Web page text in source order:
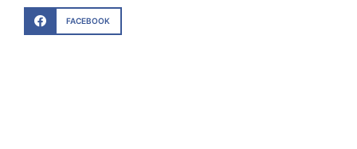
FACEBOOK